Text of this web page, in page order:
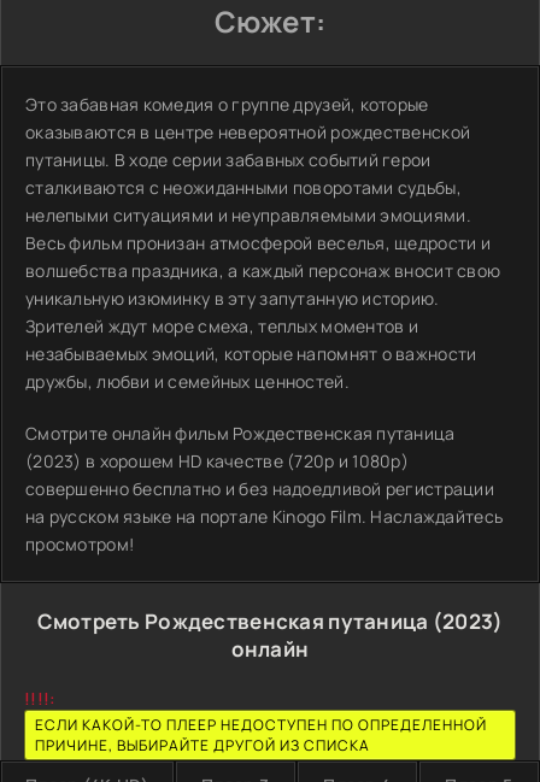
Сюжет:
Это забавная комедия о группе друзей, которые
оказываются в центре невероятной рождественской
путаницы. В ходе серии забавных событий герои
сталкиваются с неожиданными поворотами судьбы,
нелепыми ситуациями и неуправляемыми эмоциями.
Весь фильм пронизан атмосферой веселья, щедрости и
волшебства праздника, а каждый персонаж вносит свою
уникальную изюминку в эту запутанную историю.
Зрителей ждут море смеха, теплых моментов и
незабываемых эмоций, которые напомнят о важности
дружбы, любви и семейных ценностей.
Смотрите онлайн фильм Рождественская путаница
(2023) в хорошем HD качестве (720p и 1080p)
совершенно бесплатно и без надоедливой регистрации
на русском языке на портале Kinogo Film. Наслаждайтесь
просмотром!
Смотреть Рождественская путаница (2023)
онлайн
!!!!:
ЕСЛИ КАКОЙ-ТО ПЛЕЕР НЕДОСТУПЕН ПО ОПРЕДЕЛЕННОЙ
ПРИЧИНЕ, ВЫБИРАЙТЕ ДРУГОЙ ИЗ СПИСКА